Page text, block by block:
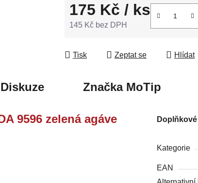
175 Kč / ks
145 Kč bez DPH
Tisk Zeptat se Hlídat
Diskuze ZnačkaMoTip
9596 zelená agáve
Kategorie
EAN